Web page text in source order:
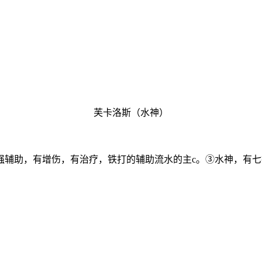
芙卡洛斯（水神）
助，有增伤，有治疗，铁打的辅助流水的主c。③水神，有